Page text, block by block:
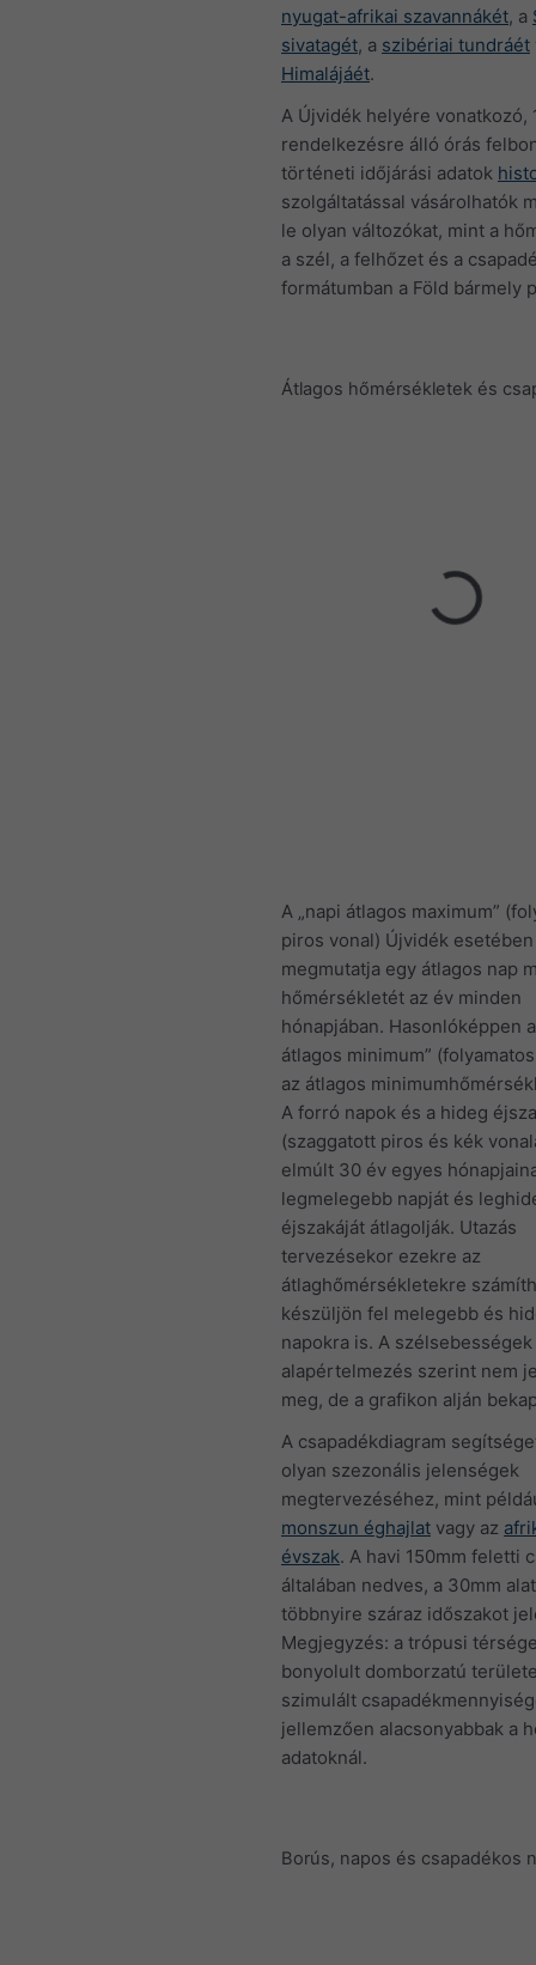
nyugat-afrikai szavannákét, a
sivatagét, a szibériai tundráét
Himalájáét.
A Újvidék helyére vonatkozó,
rendelkezésre álló órás
történeti időjárási adatok
szolgáltatással vásárolhatók
le olyan változókat, mint a
a szél, a felhőzet és a
formátumban a Föld bármely
Átlagos hőmérsékletek és
A „napi átlagos maximum”
piros vonal) Újvidék esetében
megmutatja egy átlagos nap
hőmérsékletét az év minden
hónapjában. Hasonlóképpen
átlagos minimum”
az átlagos
A forró napok és a hideg
(szaggatott piros és kék
elmúlt 30 év egyes
legmelegebb napját és
éjszakáját átlagolják. Utazás
tervezésekor ezekre az
átlaghőmérsékletekre
készüljön fel melegebb és
napokra is. A szélsebességek
alapértelmezés szerint nem
meg, de a grafikon alján
A csapadékdiagram
olyan szezonális jelenségek
megtervezéséhez, mint
monszun éghajlat vagy az
évszak. A havi 150mm feletti
általában nedves, a 30mm
többnyire száraz időszakot
Megjegyzés: a trópusi
bonyolult domborzatú
szimulált
jellemzően alacsonyabbak a
adatoknál.
Borús, napos és csapadékos